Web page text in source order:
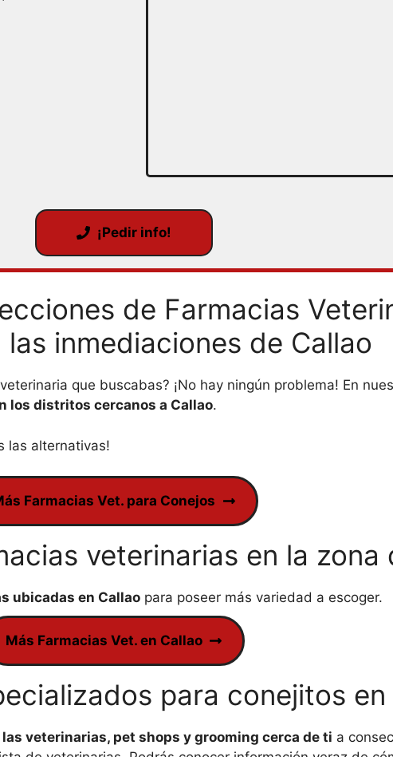
¡Pedir info!
de Farmacias
las inmediaciones de Callao
que buscabas? ¡No hay ningún problema! En
los distritos cercanos a Callao.
las alternativas!
Farmacias Vet. para Conejos
veterinarias en la zona
ubicadas en Callao para poseer más variedad a escoger.
Más Farmacias Vet. en Callao
para conejitos en
las veterinarias, pet shops y grooming cerca de ti a